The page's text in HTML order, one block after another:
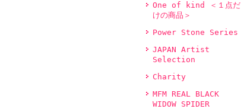
One of kind ＜１点だ
けの商品＞
Power Stone Series
JAPAN Artist
Selection
Charity
MFM REAL BLACK
WIDOW SPIDER